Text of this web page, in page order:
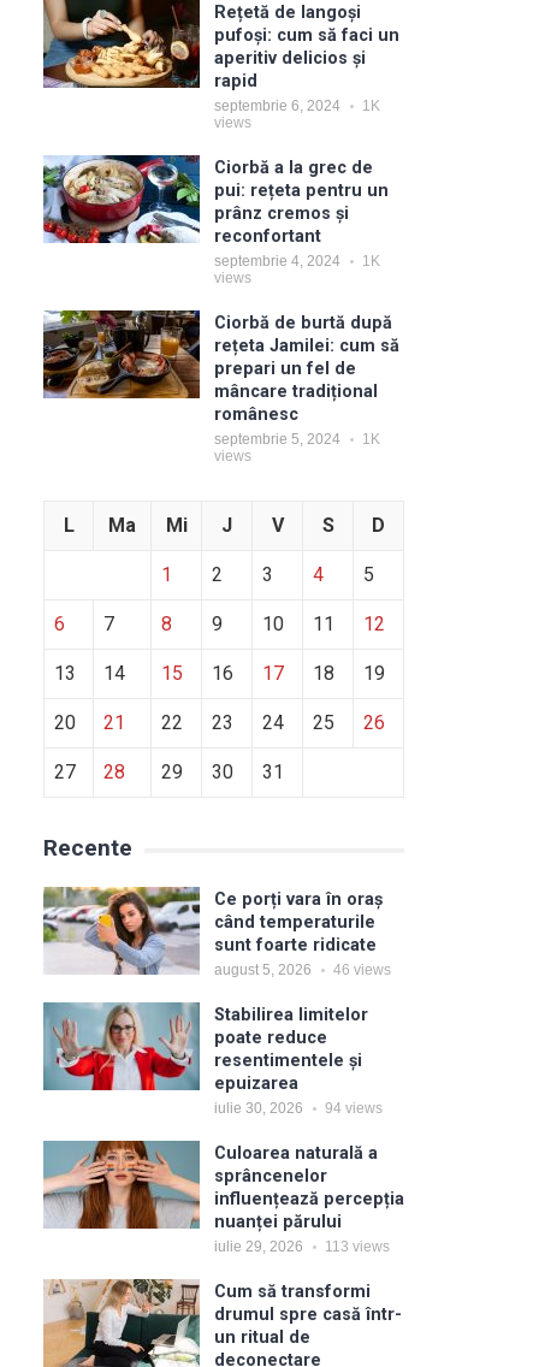
Rețetă de langoși
pufoși: cum să faci un
aperitiv delicios și
rapid
septembrie 6, 2024
1K
views
Ciorbă a la grec de
pui: rețeta pentru un
prânz cremos și
reconfortant
septembrie 4, 2024
1K
views
Ciorbă de burtă după
rețeta Jamilei: cum să
prepari un fel de
mâncare tradițional
românesc
septembrie 5, 2024
1K
views
L Ma Mi J V S D
1 2 3 4 5
6 7 8 9 10 11 12
13 14 15 16 17 18 19
20 21 22 23 24 25 26
27 28 29 30 31
Recente
Ce porți vara în oraș
când temperaturile
sunt foarte ridicate
august 5, 2026 46 views
Stabilirea limitelor
poate reduce
resentimentele și
epuizarea
iulie 30, 2026 94 views
Culoarea naturală a
sprâncenelor
influențează percepția
nuanței părului
iulie 29, 2026 113 views
Cum să transformi
drumul spre casă într-
un ritual de
deconectare